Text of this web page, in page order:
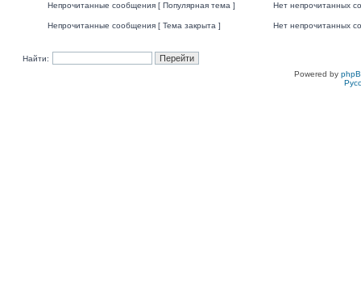
Непрочитанные сообщения [ Популярная тема ] Нет непрочитанных
Непрочитанные сообщения [ Тема закрыта ] Нет непрочитанных
Найти:
Powered by